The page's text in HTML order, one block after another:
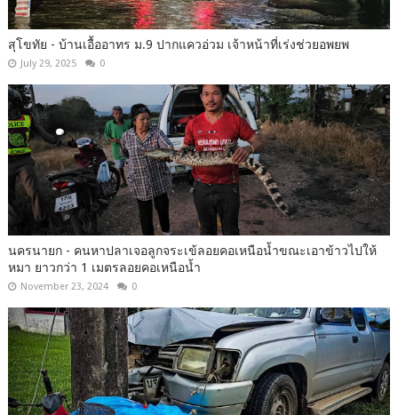
สุโขทัย - บ้านเอื้ออาทร ม.9 ปากแควอ่วม เจ้าหน้าที่เร่งช่วยอพยพ
July 29, 2025 0
นครนายก - คนหาปลาเจอลูกจระเข้ลอยคอเหนือน้ำขณะเอาข้าวไปให้
หมา ยาวกว่า 1 เมตรลอยคอเหนือน้ำ
November 23, 2024 0